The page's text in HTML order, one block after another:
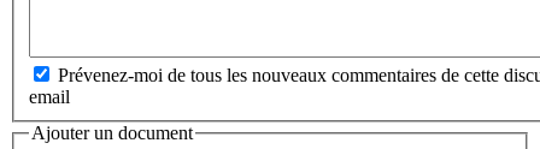
Prévenez-moi de tous les nouveaux commentaires de cette
email
Ajouter un document